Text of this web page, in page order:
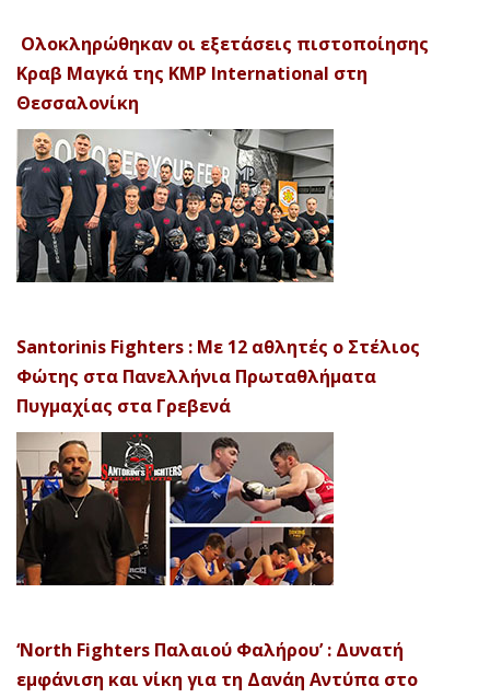
Ολοκληρώθηκαν οι εξετάσεις πιστοποίησης
Κραβ Μαγκά της KMP International στη
Θεσσαλονίκη
Santorinis Fighters : Με 12 αθλητές ο Στέλιος
Φώτης στα Πανελλήνια Πρωταθλήματα
Πυγμαχίας στα Γρεβενά
‘North Fighters Παλαιού Φαλήρου’ : Δυνατή
εμφάνιση και νίκη για τη Δανάη Αντύπα στο